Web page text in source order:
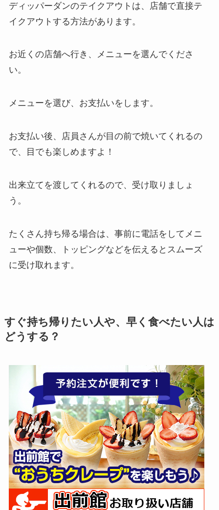
ディッパーダンのテイクアウトは、店舗で直接テ
イクアウトする方法があります。
お近くの店舗へ行き、メニューを選んでくださ
い。
メニューを選び、お支払いをします。
お支払い後、店員さんが目の前で焼いてくれるの
で、目でも楽しめますよ！
出来立てを渡してくれるので、受け取りましょ
う。
たくさん持ち帰る場合は、事前に電話をしてメニ
ューや個数、トッピングなどを伝えるとスムーズ
に受け取れます。
すぐ持ち帰りたい人や、早く食べたい人は
どうする？